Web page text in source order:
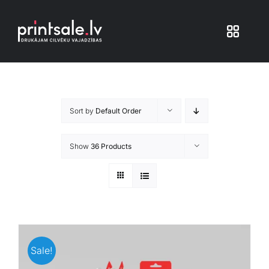
content
Toggle
Atsauksmes
Sort by Default Order
Show 36 Products
Sale!